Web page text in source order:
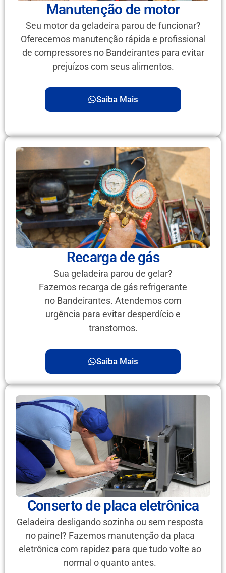
Manutenção de motor
Seu motor da geladeira parou de funcionar?
Oferecemos manutenção rápida e profissional
de compressores no Bandeirantes para evitar
prejuízos com seus alimentos.
Saiba Mais
Recarga de gás
Sua geladeira parou de gelar?
Fazemos recarga de gás refrigerante
no Bandeirantes. Atendemos com
urgência para evitar desperdício e
transtornos.
Saiba Mais
Conserto de placa eletrônica
Geladeira desligando sozinha ou sem resposta
no painel? Fazemos manutenção da placa
eletrônica com rapidez para que tudo volte ao
normal o quanto antes.